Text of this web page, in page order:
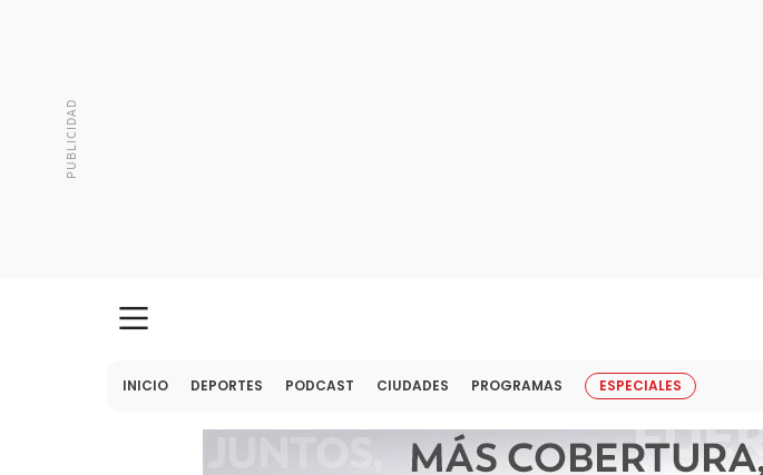
INICIO DEPORTES PODCAST CIUDADES PROGRAMAS ESPECIALES